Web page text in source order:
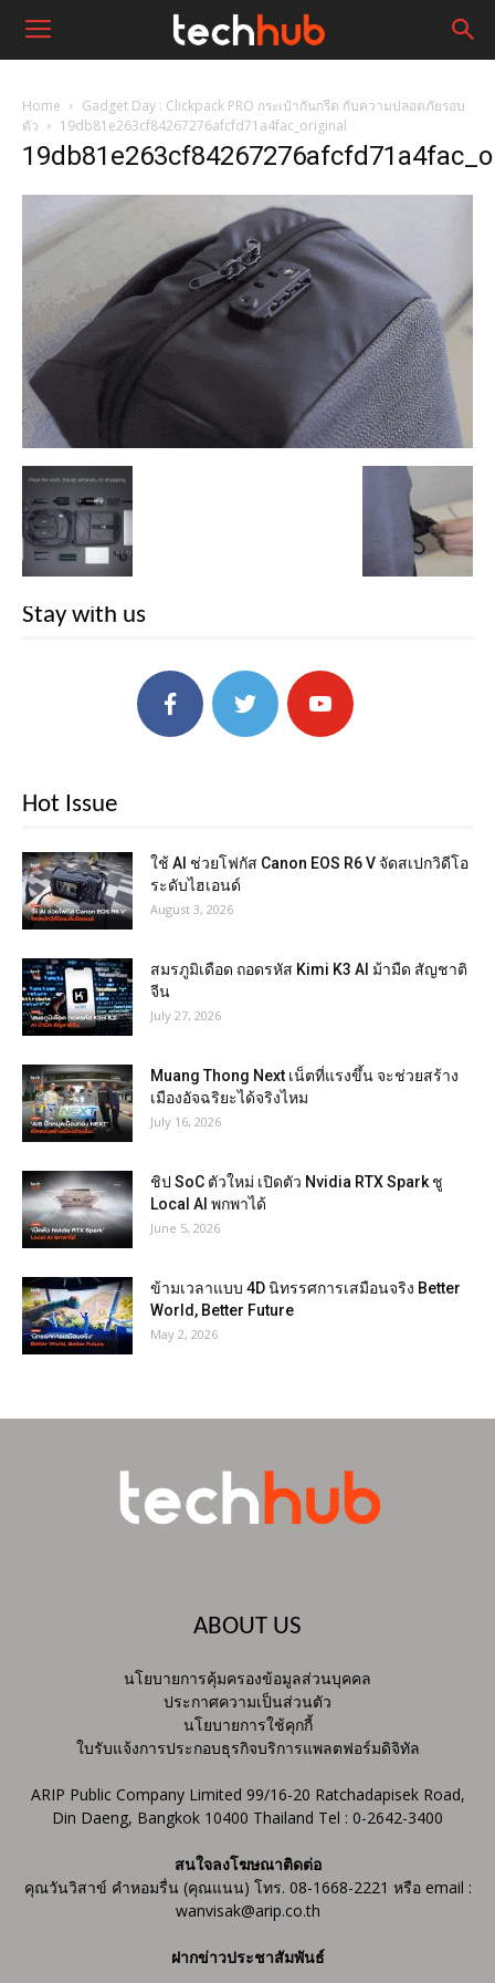
Home
Gadget Day : Clickpack PRO กระเป๋ากันกรีด กับความปลอดภัยรอบ
ตัว
19db81e263cf84267276afcfd71a4fac_original
Stay with us
Hot Issue
ใช้ AI ช่วยโฟกัส Canon EOS R6 V จัดสเปกวิดีโอ
ระดับไฮเอนด์
August 3, 2026
สมรภูมิเดือด ถอดรหัส Kimi K3 AI ม้ามืด สัญชาติ
จีน
July 27, 2026
Muang Thong Next เน็ตที่แรงขึ้น จะช่วยสร้าง
เมืองอัจฉริยะได้จริงไหม
July 16, 2026
ชิป SoC ตัวใหม่ เปิดตัว Nvidia RTX Spark ชู
Local AI พกพาได้
June 5, 2026
ข้ามเวลาแบบ 4D นิทรรศการเสมือนจริง Better
World, Better Future
May 2, 2026
ABOUT US
นโยบายการคุ้มครองข้อมูลส่วนบุคคล
ประกาศความเป็นส่วนตัว
นโยบายการใช้คุกกี้
ใบรับแจ้งการประกอบธุรกิจบริการแพลตฟอร์มดิจิทัล
ARIP Public Company Limited 99/16-20 Ratchadapisek Road,
Din Daeng, Bangkok 10400 Thailand Tel : 0-2642-3400
สนใจลงโฆษณาติดต่อ
คุณวันวิสาข์ คำหอมรื่น (คุณแนน) โทร. 08-1668-2221 หรือ email :
wanvisak@arip.co.th
ฝากข่าวประชาสัมพันธ์